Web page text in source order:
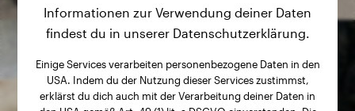
Informationen zur Verwendung deiner Daten
findest du in unserer Datenschutzerklärung.
Einige Services verarbeiten personenbezogene Daten in den
USA. Indem du der Nutzung dieser Services zustimmst,
erklärst du dich auch mit der Verarbeitung deiner Daten in